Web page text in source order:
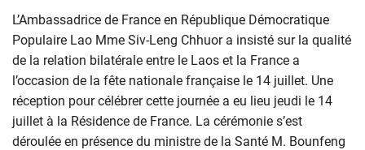
L’Ambassadrice de France en République Démocratique
Populaire Lao Mme Siv-Leng Chhuor a insisté sur la qualité
de la relation bilatérale entre le Laos et la France a
l’occasion de la fête nationale française le 14 juillet. Une
réception pour célébrer cette journée a eu lieu jeudi le 14
juillet à la Résidence de France. La cérémonie s’est
déroulée en présence du ministre de la Santé M. Bounfeng